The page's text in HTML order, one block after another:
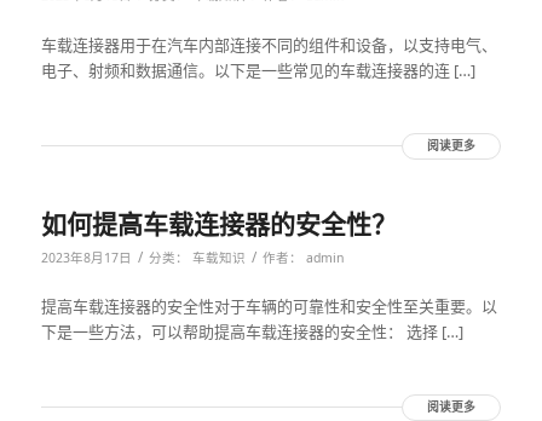
车载连接器用于在汽车内部连接不同的组件和设备，以支持电气、
电子、射频和数据通信。以下是一些常见的车载连接器的连 […]
阅读更多
如何提高车载连接器的安全性？
2023年8月17日 / 分类： 车载知识 / 作者： admin
提高车载连接器的安全性对于车辆的可靠性和安全性至关重要。以
下是一些方法，可以帮助提高车载连接器的安全性： 选择 […]
阅读更多